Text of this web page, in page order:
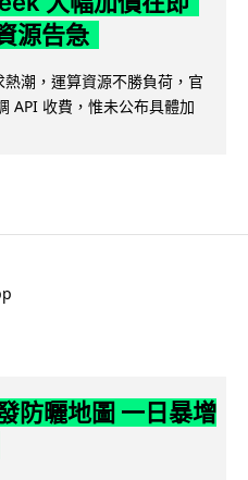
源告急
潮，運算資源不勝負荷，官
API 收費，惟未公布具體加
防曬地圖 一日暴增